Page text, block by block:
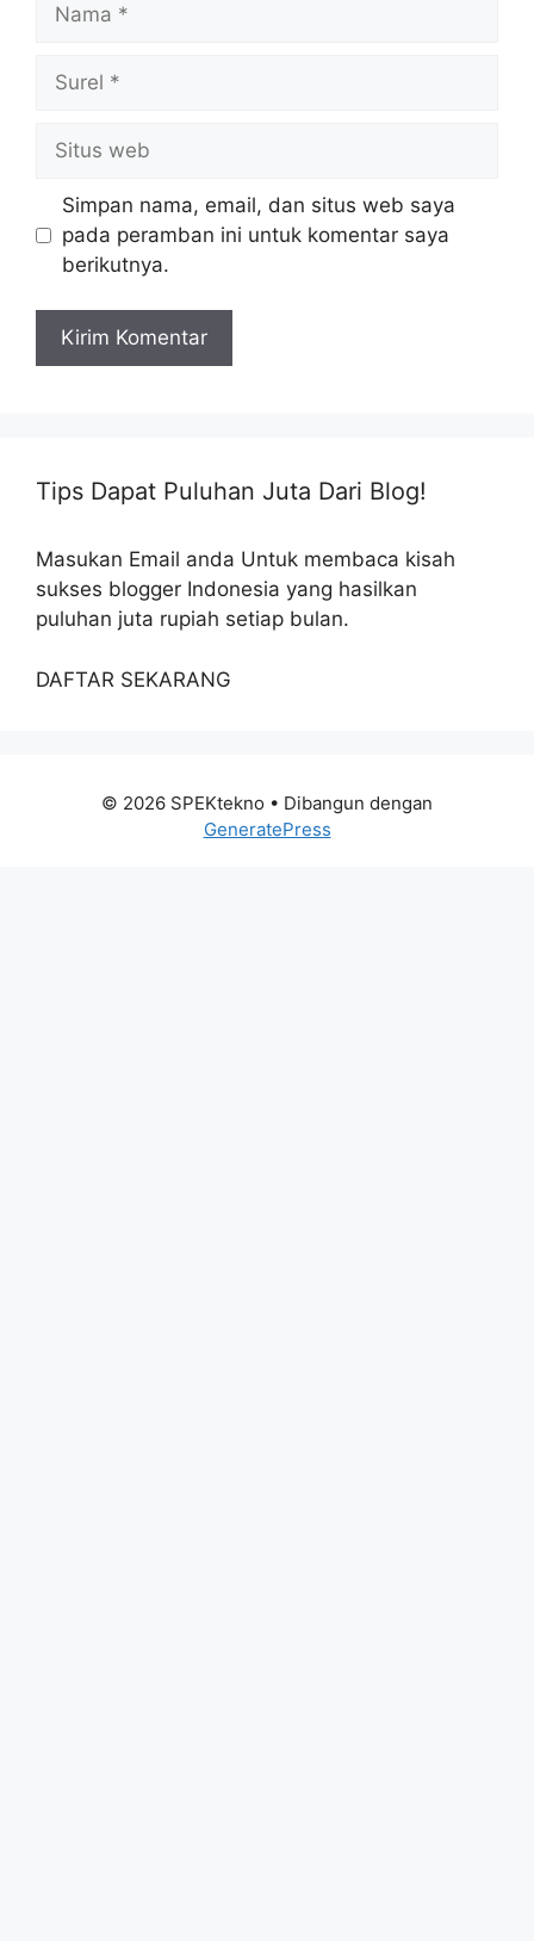
web
Simpan nama, email, dan situs web saya
pada peramban ini untuk komentar saya
berikutnya.
Tips Dapat Puluhan Juta Dari Blog!
Masukan Email anda Untuk membaca kisah
sukses blogger Indonesia yang hasilkan
puluhan juta rupiah setiap bulan.
DAFTAR SEKARANG
© 2026 SPEKtekno • Dibangun dengan
GeneratePress